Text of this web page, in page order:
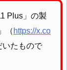
Plus」の製
（ https://x.co
いたもので